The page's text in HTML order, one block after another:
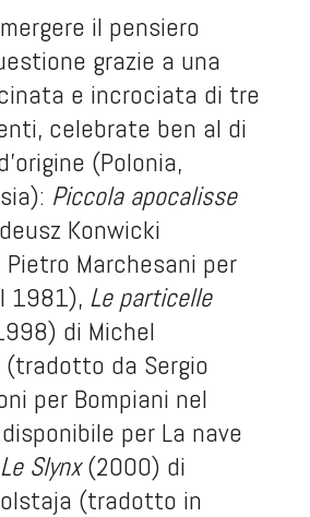
il pensiero
grazie a una
e incrociata di tre
celebrate ben al di
(Polonia,
Piccola apocalisse
Konwicki
Marchesani per
1981), Le particelle
di Michel
(tradotto da Sergio
per Bompiani nel
per La nave
Le Slynx(2000) di
(tradotto in